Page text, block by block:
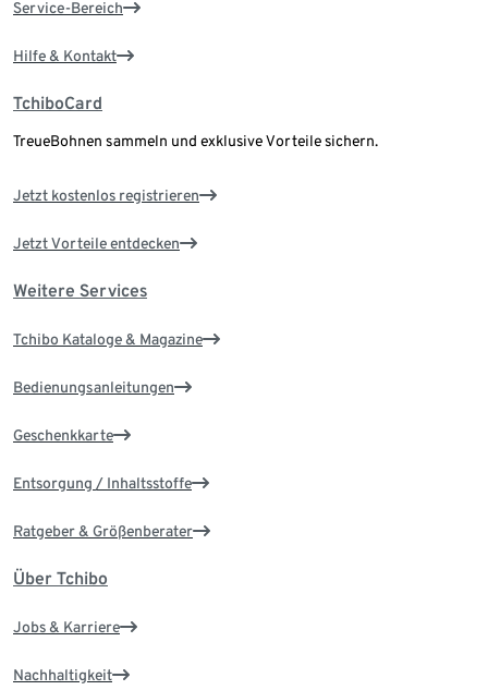
Service-Bereich
Hilfe & Kontakt
TchiboCard
TreueBohnen sammeln und exklusive Vorteile sichern.
Jetzt kostenlos registrieren
Jetzt Vorteile entdecken
Weitere Services
Tchibo Kataloge & Magazine
Bedienungsanleitungen
Geschenkkarte
Entsorgung / Inhaltsstoffe
Ratgeber & Größenberater
Über Tchibo
Jobs & Karriere
Nachhaltigkeit